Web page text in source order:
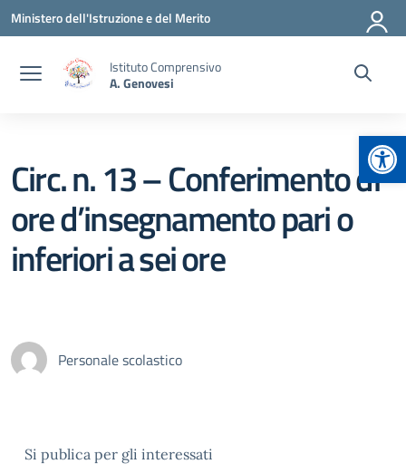
Vai ai contenuti
Vai al menu di navigazione
Vai al footer
Ministero dell'Istruzione e del Merito
Istituto Comprensivo
A. Genovesi
Circ. n. 13 – Conferimento di
ore d’insegnamento pari o
inferiori a sei ore
Personale scolastico
Si publica per gli interessati